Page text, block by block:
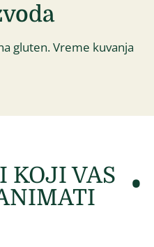
gluten. Vreme kuvanja
KOJI VAS